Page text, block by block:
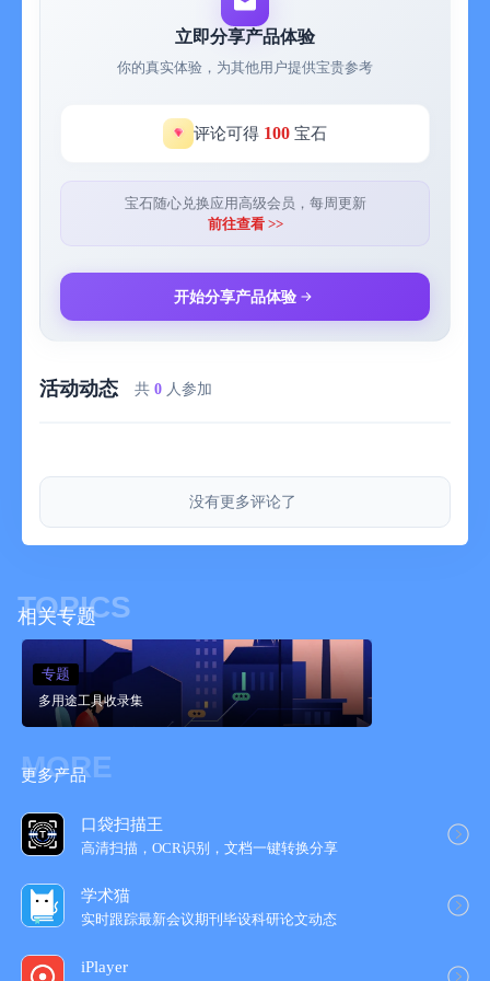
立即分享产品体验
你的真实体验，为其他用户提供宝贵参考
评论可得 100 宝石
宝石随心兑换应用高级会员，每周更新
前往查看 >>
开始分享产品体验
活动动态 共 0 人参加
没有更多评论了
TOPICS
相关专题
多用途工具收录集
专题
MORE
更多产品
口袋扫描王
高清扫描，OCR识别，文档一键转换分享
学术猫
实时跟踪最新会议期刊毕设科研论文动态
iPlayer